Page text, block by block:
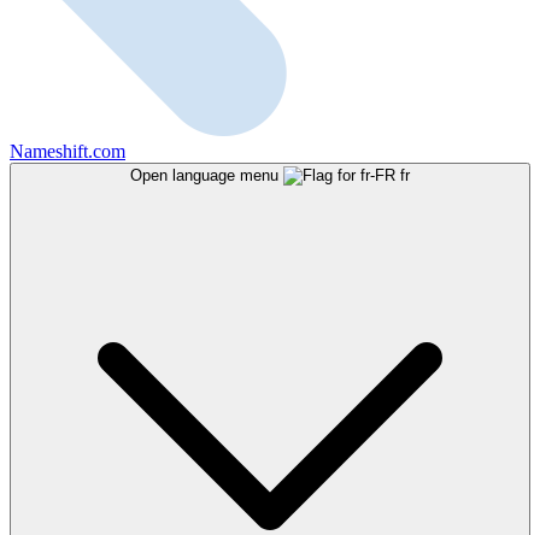
Nameshift.com
Open language menu fr